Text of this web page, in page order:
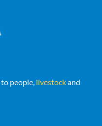
people, livestockand